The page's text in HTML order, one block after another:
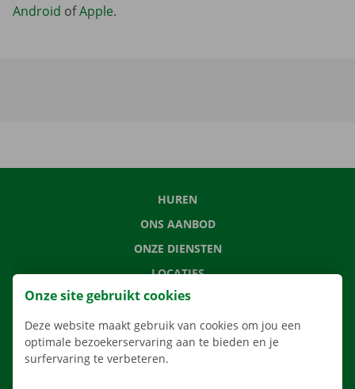
Android ofApple.
HUREN
ONS AANBOD
ONZE DIENSTEN
LOCATIES
APP
VERHUISOPLOSSINGEN
Onze site gebruikt cookies
Deze website maakt gebruik van cookies om jou een
optimale bezoekerservaring aan te bieden en je
surfervaring te verbeteren.